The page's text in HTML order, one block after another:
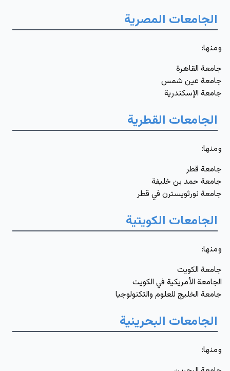
الجامعات المصرية
ومنها:
جامعة القاهرة
جامعة عين شمس
جامعة الإسكندرية
الجامعات القطرية
ومنها:
جامعة قطر
جامعة حمد بن خليفة
جامعة نورثويسترن في قطر
الجامعات الكويتية
ومنها:
جامعة الكويت
الجامعة الأمريكية في الكويت
جامعة الخليج للعلوم والتكنولوجيا
الجامعات البحرينية
ومنها: